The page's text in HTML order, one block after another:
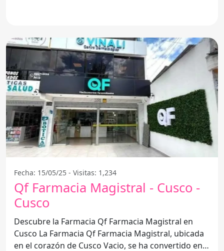
Fecha: 15/05/25 - Visitas: 1,234
Qf Farmacia Magistral - Cusco -
Cusco
Descubre la Farmacia Qf Farmacia Magistral en
Cusco La Farmacia Qf Farmacia Magistral, ubicada
en el corazón de Cusco Vacio, se ha convertido en